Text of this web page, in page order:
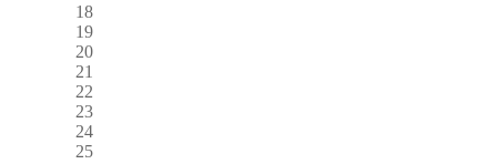
18
19
20
21
22
23
24
25